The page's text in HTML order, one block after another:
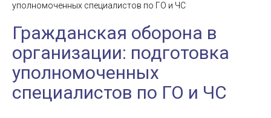
уполномоченных специалистов по ГО и ЧС
Гражданская оборона в
организации: подготовка
уполномоченных
специалистов по ГО и ЧС